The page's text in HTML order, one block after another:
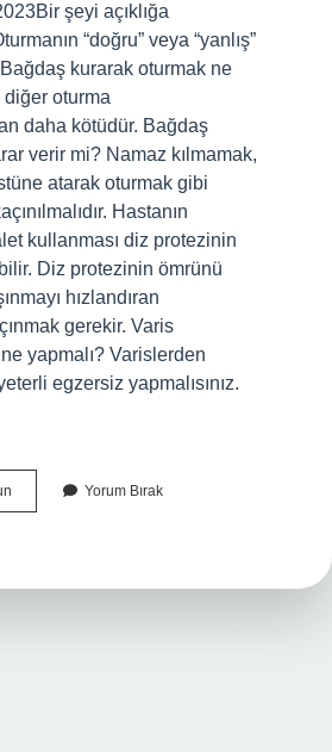
şeyi açıklığa
“doğru” veya “yanlış”
kurarak oturmak ne
diğer oturma
daha kötüdür. Bağdaş
verir mi? Namaz kılmamak,
atarak oturmak gibi
Hastanın
kullanması diz protezinin
Diz protezinin ömrünü
hızlandıran
gerekir. Varis
yapmalı? Varislerden
egzersiz yapmalısınız.
Kurmak
Yorum Bırak